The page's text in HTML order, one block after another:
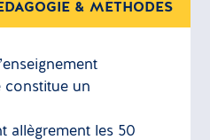
& MÉTHODES
constitue un
allègrement les 50